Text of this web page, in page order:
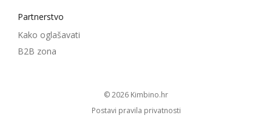
Partnerstvo
Kako oglašavati
B2B zona
© 2026
kimbino.hr
Postavi pravila privatnosti